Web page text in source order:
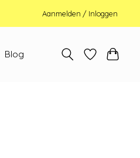
Aanmelden / Inloggen
Blog